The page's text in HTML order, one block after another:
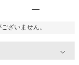
—
ざいません。